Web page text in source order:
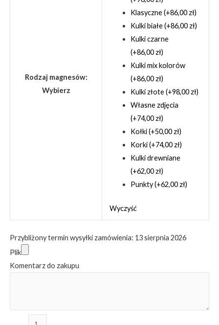
Rodzaj magnesów:
Wybierz
Klasyczne (+86,00 zł)
Kulki białe (+86,00 zł)
Kulki czarne
(+86,00 zł)
Kulki mix kolorów
(+86,00 zł)
Kulki złote (+98,00 zł)
Własne zdjęcia
(+74,00 zł)
Kołki (+50,00 zł)
Korki (+74,00 zł)
Kulki drewniane
(+62,00 zł)
Punkty (+62,00 zł)
Wyczyść
Przybliżony termin wysyłki zamówienia: 13 sierpnia 2026
Plik
Komentarz do zakupu